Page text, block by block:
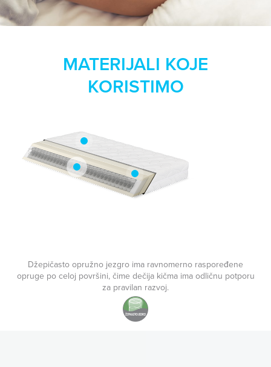
MATERIJALI KOJE
KORISTIMO
Džepičasto opružno jezgro ima ravnomerno raspoređene
opruge po celoj površini, čime dečija kičma ima odličnu potporu
za pravilan razvoj.